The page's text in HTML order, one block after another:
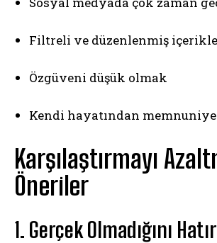
Filtreli ve düzenlenmiş
Özgüveni düşük olmak
Kendi hayatından
Karşılaştırmayı
Öneriler
1. Gerçek Olmadığını